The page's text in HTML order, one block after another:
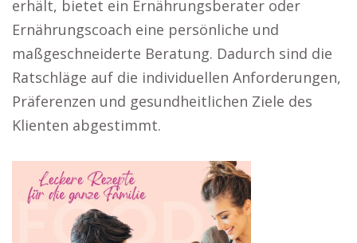
erhält, bietet ein Ernährungsberater oder
Ernährungscoach eine persönliche und
maßgeschneiderte Beratung. Dadurch sind die
Ratschläge auf die individuellen Anforderungen,
Präferenzen und gesundheitlichen Ziele des
Klienten abgestimmt.